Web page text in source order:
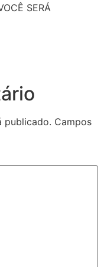
SERÁ
publicado. Campos